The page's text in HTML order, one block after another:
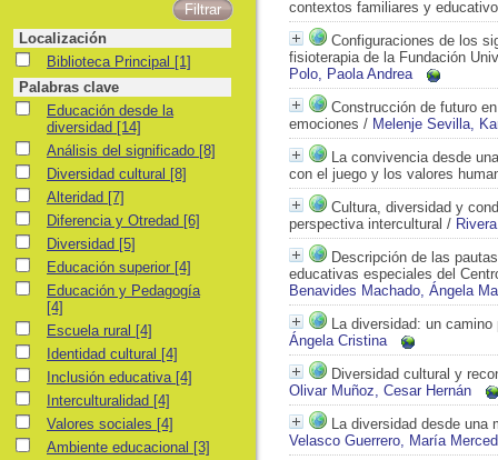
contextos familiares y
Configuraciones de los
fisioterapia de la Fundación
Polo, Paola Andrea
Construcción de futuro
emociones / Melenje Sevilla,
La convivencia desde
con el juego y los valores
Cultura, diversidad y
perspectiva intercultural /
Descripción de las
educativas especiales del
Benavides Machado, Ángela
La diversidad: un
Ángela Cristina
Diversidad cultural y
Olivar Muñoz, Cesar Hernán
La diversidad desde una
Velasco Guerrero, María
Localización
Biblioteca Principal
Biblioteca Principal [1]
Palabras clave
Educación desde la diversidad
Educación desde la
diversidad [14]
Análisis del significado
Análisis del significado [8]
Diversidad cultural
Diversidad cultural [8]
AlteridadAlteridad [7]
Diferencia y Otredad
Diferencia y Otredad [6]
DiversidadDiversidad [5]
Educación superior
Educación superior [4]
Educación y Pedagogía
Educación y Pedagogía
[4]
Escuela rural
Escuela rural [4]
Identidad cultural
Identidad cultural [4]
Inclusión educativa
Inclusión educativa [4]
Interculturalidad
Interculturalidad [4]
Valores sociales
Valores sociales [4]
Ambiente educacional
Ambiente educacional [3]